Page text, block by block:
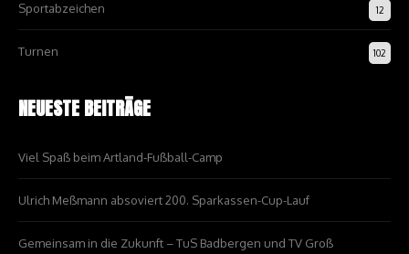
Sportabzeichen 12
Turnen 102
NEUESTE BEITRÄGE
Viel Spaß beim Artland-Fußball-Camp
Ulrich Meßmann absoviert 200. Sparkassen-Cup-Lauf
Gemeinsam in die Zukunft – TuS Badbergen und TV Groß